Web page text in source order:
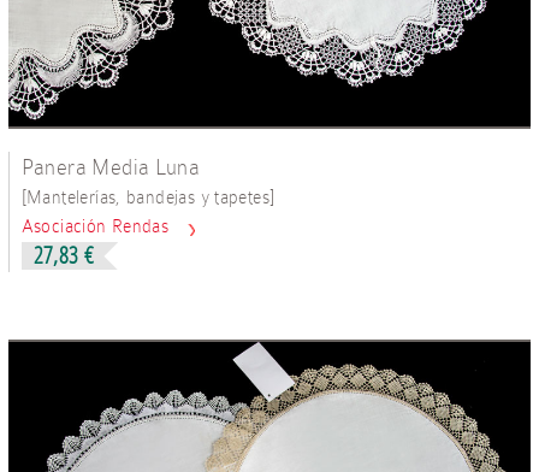
Panera Media Luna
[Mantelerías, bandejas y tapetes]
Asociación Rendas
27,83 €